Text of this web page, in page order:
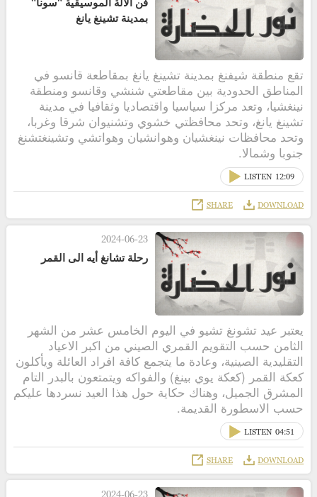
بمدينة تشينغ يانغ
تقع منطقة شيفنغ بمدينة تشينغ يانغ بمقاطعة قانسو في
المناطق الحدودية بين مقاطعتي شنشي وقانسو ومنطقة
نينغشيا، وتعد مركزا سياسيا واقتصاديا وثقافيا في مدينة
تشينغ يانغ، وتحد محافظتي خشوي وتشنيوان شرقا وغربا،
وتحد محافظات نينغشيان وهوانشيان وهواتشي وتشينغتشنغ
جنوبا وشمالا.
LISTEN 12:09
DOWNLOAD
SHARE
2024-06-23
رحلة تشانغ أيه الى القمر
يعتبر عيد تشونغ تشيو في اليوم الخامس عشر من الشهر
الثامن حسب التقويم القمري الصيني من اكبر الاعياد
التقليدية الصينية، وعادة ما يتجمع كافة افراد العائلة ويأكلون
كعكة القمر (كعكة يوي بينغ) والفواكه ويتمتعون بالبدر التام
المشرق الجميل، وهناك حكاية حول هذا العيد نسردها عليكم
حسب الاسطورة القديمة.
LISTEN 04:51
DOWNLOAD
SHARE
2024-06-23